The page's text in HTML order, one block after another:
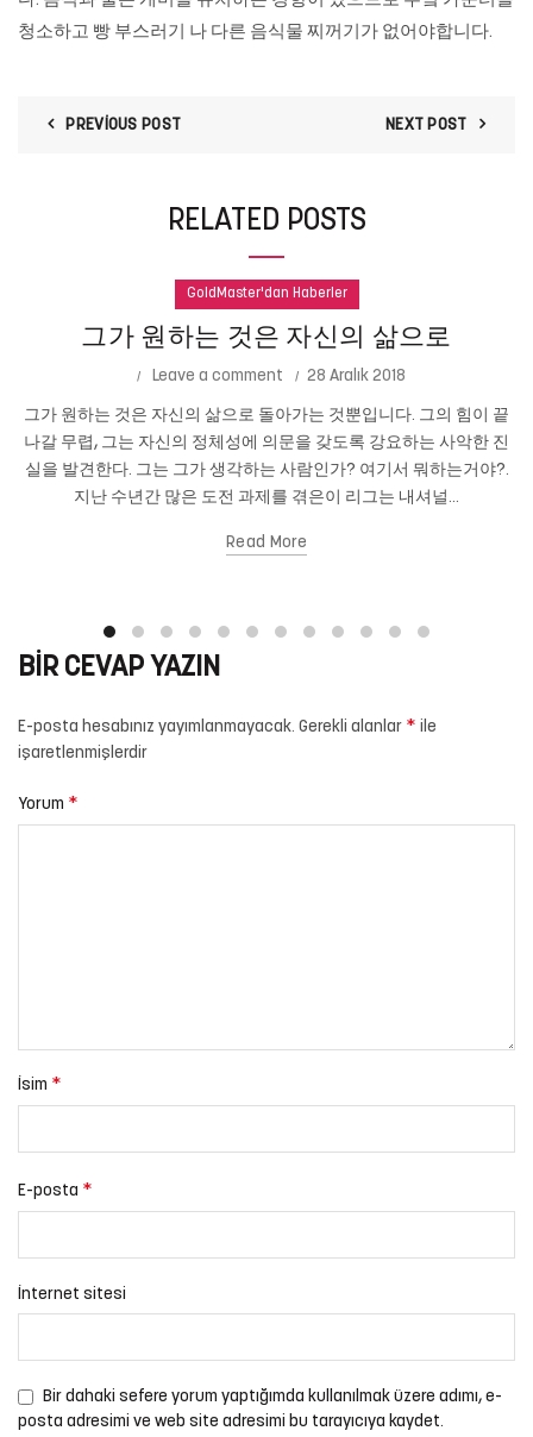
청소하고 빵 부스러기 나 다른 음식물 찌꺼기가 없어야합니다.
PREVIOUS POST NEXT POST
RELATED POSTS
GoldMaster'dan Haberler
그가 원하는 것은 자신의 삶으로
Leave a comment 28 Aralık 2018
그가 원하는 것은 자신의 삶으로 돌아가는 것뿐입니다. 그의 힘이 끝
나갈 무렵, 그는 자신의 정체성에 의문을 갖도록 강요하는 사악한 진
실을 발견한다. 그는 그가 생각하는 사람인가? 여기서 뭐하는거야?.
지난 수년간 많은 도전 과제를 겪은이 리그는 내셔널...
Read More
BIR CEVAP YAZIN
E-posta hesabınız yayımlanmayacak. Gerekli alanlar * ile
işaretlenmişlerdir
Yorum *
İsim *
E-posta *
İnternet sitesi
Bir dahaki sefere yorum yaptığımda kullanılmak üzere adımı, e-
posta adresimi ve web site adresimi bu tarayıcıya kaydet.